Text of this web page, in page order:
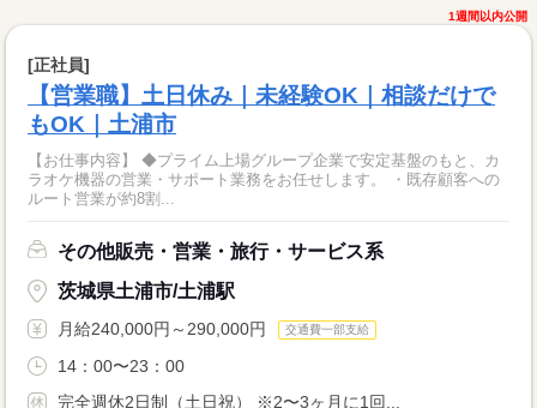
1週間以内公開
[正社員]
【営業職】土日休み｜未経験OK｜相談だけで
もOK｜土浦市
【お仕事内容】 ◆プライム上場グループ企業で安定基盤のもと、カ
ラオケ機器の営業・サポート業務をお任せします。 ・既存顧客への
ルート営業が約8割...
その他販売・営業・旅行・サービス系
茨城県土浦市/土浦駅
月給240,000円～290,000円 交通費一部支給
14：00〜23：00
完全週休2日制（土日祝） ※2〜3ヶ月に1回...